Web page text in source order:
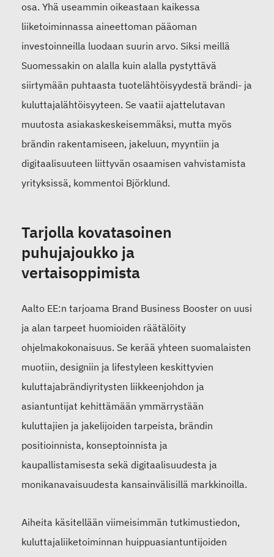
osa. Yhä useammin oikeastaan kaikessa
liiketoiminnassa aineettoman pääoman
investoinneilla luodaan suurin arvo. Siksi meillä
Suomessakin on alalla kuin alalla pystyttävä
siirtymään puhtaasta tuotelähtöisyydestä brändi- ja
kuluttajalähtöisyyteen. Se vaatii ajattelutavan
muutosta asiakaskeskeisemmäksi, mutta myös
brändin rakentamiseen, jakeluun, myyntiin ja
digitaalisuuteen liittyvän osaamisen vahvistamista
yrityksissä, kommentoi Björklund.
Tarjolla kovatasoinen
puhujajoukko ja
vertaisoppimista
Aalto EE:n tarjoama Brand Business Booster on uusi
ja alan tarpeet huomioiden räätälöity
ohjelmakokonaisuus. Se kerää yhteen suomalaisten
muotiin, designiin ja lifestyleen keskittyvien
kuluttajabrändiyritysten liikkeenjohdon ja
asiantuntijat kehittämään ymmärrystään
kuluttajien ja jakelijoiden tarpeista, brändin
positioinnista, konseptoinnista ja
kaupallistamisesta sekä digitaalisuudesta ja
monikanavaisuudesta kansainvälisillä markkinoilla.
Aiheita käsitellään viimeisimmän tutkimustiedon,
kuluttajaliiketoiminnan huippuasiantuntijoiden